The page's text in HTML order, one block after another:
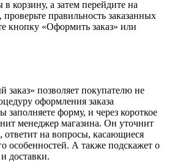
корзину, а затем перейдите на
правильность заказанных
кнопку «Оформить заказ» или
позволяет покупателю не
оформления заказа
заполняете форму, и через короткое
менеджер магазина. Он уточнит
ответит на вопросы, касающиеся
особенностей. А также подскажет о
доставки.